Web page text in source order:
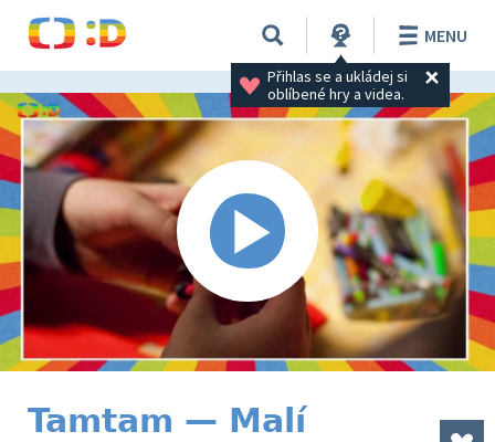
Přihlas se a ukládej si
oblíbené hry a videa.
MENU
Tamtam — Malí